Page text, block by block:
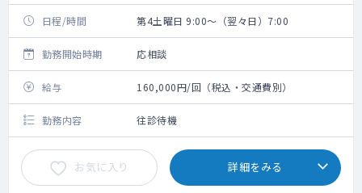
日程/時間 第4土曜日 9:00～（翌々日）7:00
勤務開始時期 応相談
給与 160,000円/回（税込・交通費別）
勤務内容 往診待機
お気に入り 詳細をみる